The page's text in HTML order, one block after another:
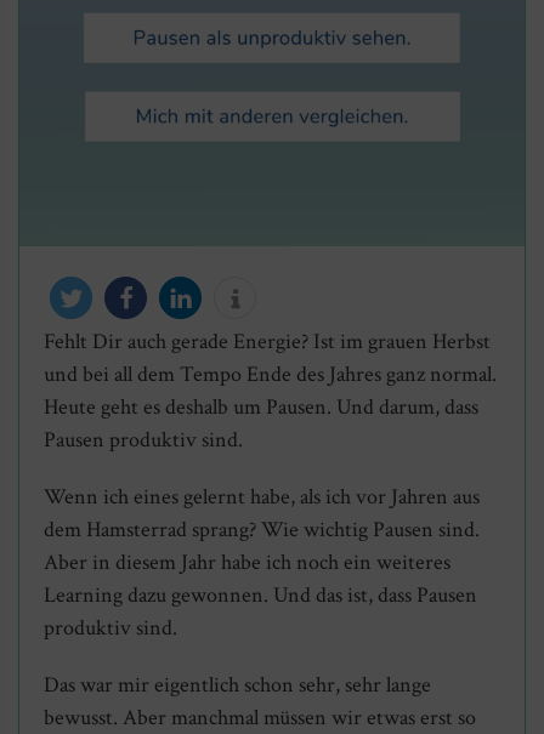
twittern teilen mitteilen info
Fehlt Dir auch gerade Energie? Ist im grauen Herbst
und bei all dem Tempo Ende des Jahres ganz normal.
Heute geht es deshalb um Pausen. Und darum, dass
Pausen produktiv sind.
Wenn ich eines gelernt habe, als ich vor Jahren aus
dem Hamsterrad sprang? Wie wichtig Pausen sind.
Aber in diesem Jahr habe ich noch ein weiteres
Learning dazu gewonnen. Und das ist, dass Pausen
produktiv sind.
Das war mir eigentlich schon sehr, sehr lange
bewusst. Aber manchmal müssen wir etwas erst so